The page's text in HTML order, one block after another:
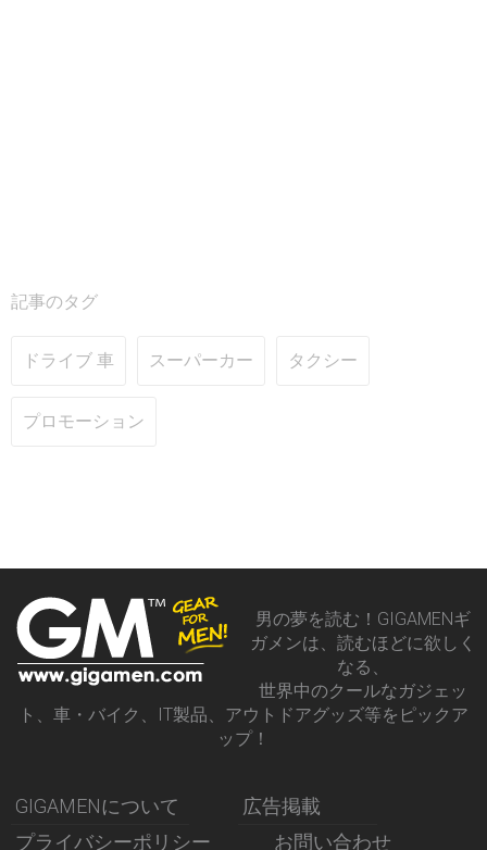
記事のタグ
ドライブ 車 スーパーカー タクシー
プロモーション
男の夢を読む！GIGAMENギ
ガメンは、読むほどに欲しく
なる、
世界中のクールなガジェッ
ト、車・バイク、IT製品、アウトドアグッズ等をピックア
ップ！
GIGAMENについて
広告掲載
プライバシーポリシー
お問い合わせ